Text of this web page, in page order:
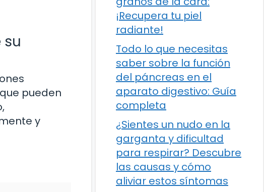
pueden
y
¡Recupera tu piel
radiante!
Todo lo que necesitas
saber sobre la función
del páncreas en el
aparato digestivo: Guía
completa
¿Sientes un nudo en la
garganta y dificultad
para respirar? Descubre
las causas y cómo
aliviar estos síntomas